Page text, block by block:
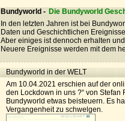
Bundyworld - Die Bundyworld
In den letzten Jahren ist bei
Daten und Geschichtlichen
Aber einiges ist dennoch erhalten
Neuere Ereignisse werden mit dem
Bundyworld in der WELT
Am 10.04.2021 erschien auf der
den Lockdown in uns ?“ von Stefan
Bundyworld etwas beisteuern. Es
Vergangenheit zu schwelgen.